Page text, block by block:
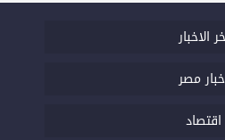
الاخبار
مصر
اقتصاد